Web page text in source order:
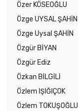
Özer KÖSEOĞLU
Özge UYSAL ŞAHİN
Özge Uysal ŞAHİN
Özgür BİYAN
Özgür Ediz
Özkan BİLGİLİ
Özlem IŞIĞIÇOK
Özlem TOKUŞOĞLU